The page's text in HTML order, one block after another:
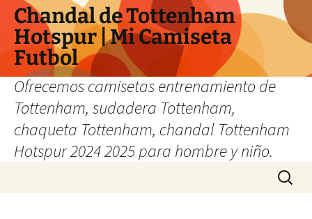
Chandal de Tottenham
Hotspur | Mi Camiseta
Futbol
Ofrecemos camisetas entrenamiento de
Tottenham, sudadera Tottenham,
chaqueta Tottenham, chandal Tottenham
Hotspur 2024 2025 para hombre y niño.
Buscar: